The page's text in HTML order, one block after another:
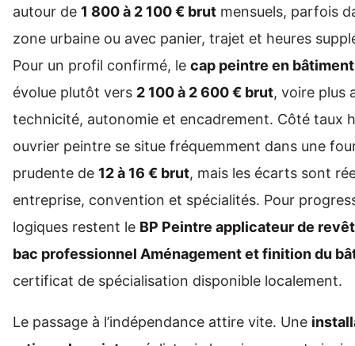
autour de 1 800 à 2 100 € brut mensuels, parfois
zone urbaine ou avec panier, trajet et heures
Pour un profil confirmé, le cap peintre en
évolue plutôt vers 2 100 à 2 600 € brut, voire plus
technicité, autonomie et encadrement. Côté taux
ouvrier peintre se situe fréquemment dans une
prudente de 12 à 16 € brut, mais les écarts sont
entreprise, convention et spécialités. Pour
logiques restent le BP Peintre applicateur de
bac professionnel Aménagement et finition du
certificat de spécialisation disponible localement.
Le passage à l’indépendance attire vite. Une